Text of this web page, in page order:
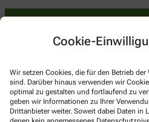
Cookie-
Wir setzen Cookies, die für den Betrieb
sind. Darüber hinaus verwenden wir
optimal zu gestalten und fortlaufend zu
geben wir Informationen zu Ihrer
Drittanbieter weiter. Soweit dabei Daten in
Löwen-Apotheke
Fritz-Heckert-Str. 60, 09557 Flöha
+49-3726/72 03 26